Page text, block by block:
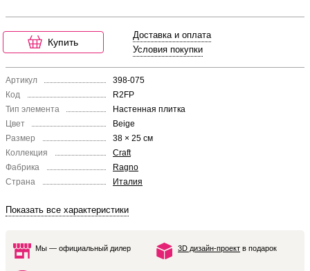
Купить
Доставка и оплата
Условия покупки
Артикул
398-075
Код
R2FP
Тип элемента
Настенная плитка
Цвет
Beige
Размер
38 × 25 см
Коллекция
Craft
Фабрика
Ragno
Страна
Италия
Показать все характеристики
Мы — официальный дилер 3D дизайн-проект в подарок